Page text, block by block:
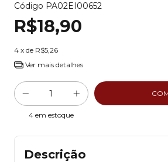
Código PA02EI00652
R$18,90
4 x de R$5,26
Ver mais detalhes
4em estoque
Descrição